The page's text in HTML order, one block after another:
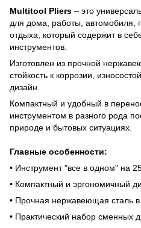
Multitool Pliers – это
для дома, работы, автомобиля,
отдыха, который содержит в
инструментов.
Изготовлен из прочной
стойкость к коррозии,
дизайн.
Компактный и удобный в
инструментом в разного рода
природе и бытовых ситуациях.
Главные особенности:
• Инструмент "все в одном" на
• Компактный и эргономичный
• Прочная нержавеющая сталь в
• Практический набор сменных